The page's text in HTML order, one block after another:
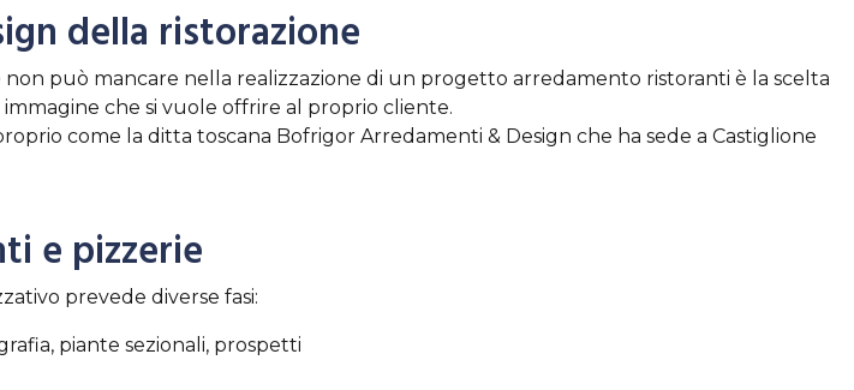
della ristorazione
può mancare nella realizzazione di un progetto arredamento ristoranti è la scelta
che si vuole offrire al proprio cliente.
come la ditta toscana Bofrigor Arredamenti & Design che ha sede a Castiglione
e pizzerie
prevede diverse fasi:
piante sezionali, prospetti